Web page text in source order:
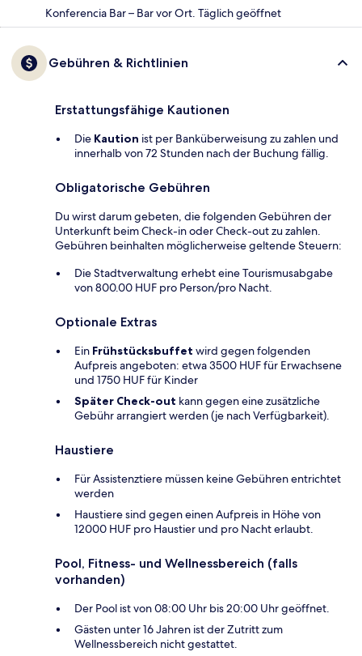
Konferencia Bar – Bar vor Ort. Täglich geöffnet
Gebühren & Richtlinien
Erstattungsfähige Kautionen
Die Kaution ist per Banküberweisung zu zahlen und
innerhalb von 72 Stunden nach der Buchung fällig.
Obligatorische Gebühren
Du wirst darum gebeten, die folgenden Gebühren der
Unterkunft beim Check-in oder Check-out zu zahlen.
Gebühren beinhalten möglicherweise geltende Steuern:
Die Stadtverwaltung erhebt eine Tourismusabgabe
von 800.00 HUF pro Person/pro Nacht.
Optionale Extras
Ein Frühstücksbuffet wird gegen folgenden
Aufpreis angeboten: etwa 3500 HUF für Erwachsene
und 1750 HUF für Kinder
Später Check-out kann gegen eine zusätzliche
Gebühr arrangiert werden (je nach Verfügbarkeit).
Haustiere
Für Assistenztiere müssen keine Gebühren entrichtet
werden
Haustiere sind gegen einen Aufpreis in Höhe von
12000 HUF pro Haustier und pro Nacht erlaubt.
Pool, Fitness- und Wellnessbereich (falls
vorhanden)
Der Pool ist von 08:00 Uhr bis 20:00 Uhr geöffnet.
Gästen unter 16 Jahren ist der Zutritt zum
Wellnessbereich nicht gestattet.